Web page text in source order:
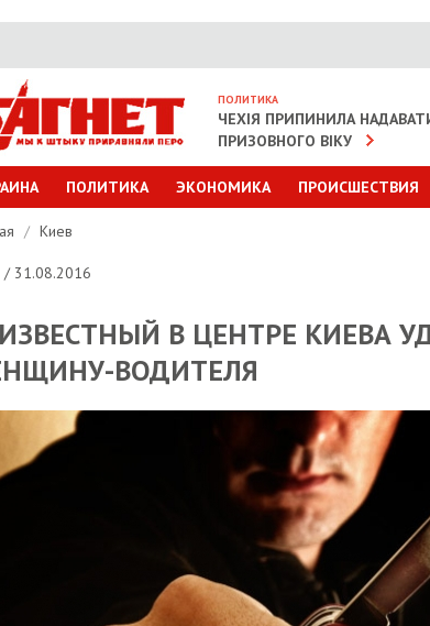
ПОЛИТИКА
ЧЕХІЯ ПРИПИНИЛА
ПРИЗОВНОГО ВІКУ
ПОЛИТИКА ЭКОНОМИКА ПРОИСШЕСТВИЯ
/ Киев
/ 31.08.2016
В ЦЕНТРЕ КИЕВА
ВОДИТЕЛЯ